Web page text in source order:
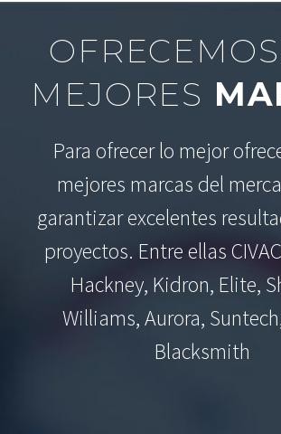
MEJORES
Para ofrecer lo mejor
mejores marcas del
garantizar excelentes
proyectos. Entre ellas
Hackney, Kidron, Elite,
Williams, Aurora,
Blacksmith